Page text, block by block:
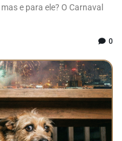
e para ele? O Carnaval
0